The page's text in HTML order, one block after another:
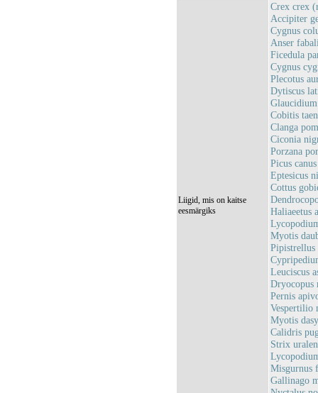
Liigid, mis on kaitse
eesmärgiks
Crex crex
Accipiter
Cygnus
Anser
Ficedula
Cygnus
Plecotus
Dytiscus
Cobitis
Clanga
Ciconia
Porzana
Picus
Eptesicus
Cottus
Haliaeetus
Myotis
Leuciscus
Dryocopus
Pernis
Vespertilio
Myotis
Calidris
Strix
Misgurnus
Gallinago